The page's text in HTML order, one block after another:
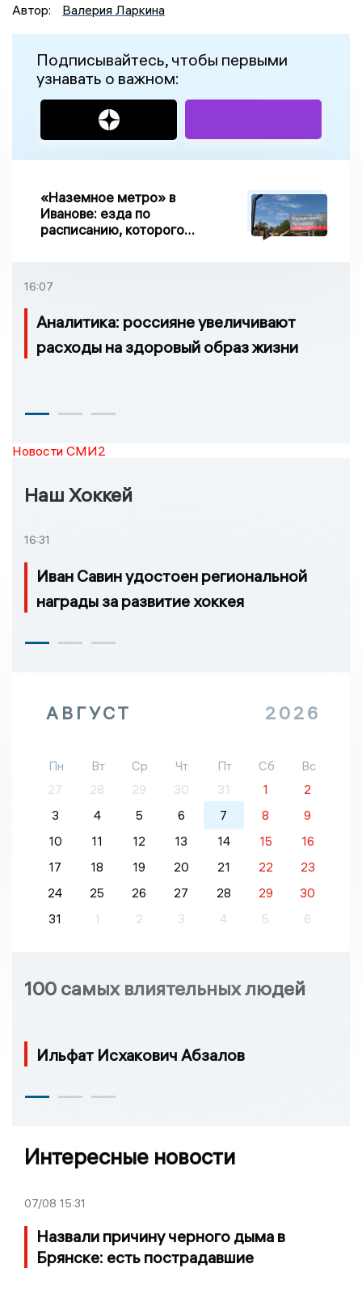
Автор:
Валерия Ларкина
Подписывайтесь, чтобы первыми
узнавать о важном:
«Наземное метро» в
Иванове: езда по
расписанию, которого
16:07
Аналитика: россияне увеличивают
расходы на здоровый образ жизни
Новости СМИ2
Наш Хоккей
16:31
Иван Савин удостоен региональной
награды за развитие хоккея
АВГУСТ 2026
Пн Вт Ср Чт Пт Сб
Вс
27
28 29 30 31 1
2
3
4 5 6 7 8
9
10
11 12 13 14 15
16
17
18 19 20 21 22
23
24
25 26 27 28 29
30
31
1 2 3 4 5 6
100 самых влиятельных людей
Ильфат Исхакович Абзалов
Интересные новости
07/08 15:31
Назвали причину черного дыма в
Брянске: есть пострадавшие